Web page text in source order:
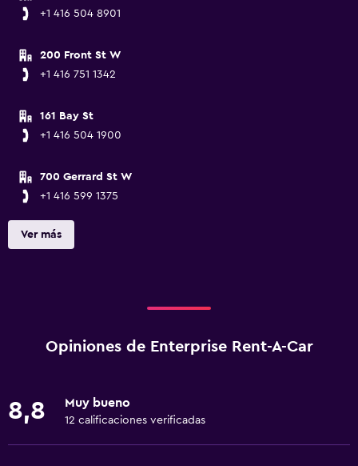
+1 416 504 8901
200 Front St W
+1 416 751 1342
161 Bay St
+1 416 504 1900
700 Gerrard St W
+1 416 599 1375
Ver más
Opiniones de Enterprise Rent-A-Car
8,8 Muy bueno
12 calificaciones verificadas